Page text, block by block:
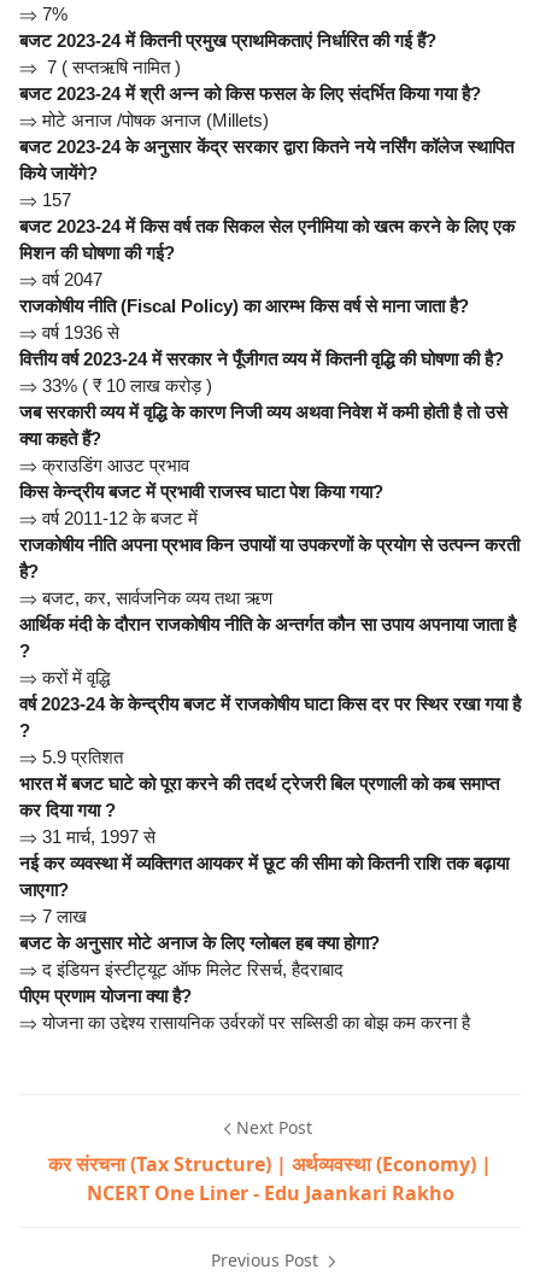
⇒ 7%
बजट 2023-24 में कितनी प्रमुख प्राथमिकताएं निर्धारित की गई हैं?
⇒ 7 ( सप्तऋषि नामित )
बजट 2023-24 में श्री अन्न को किस फसल के लिए संदर्भित किया गया है?
⇒मोटे अनाज /पोषक अनाज (Millets)
बजट 2023-24 के अनुसार केंद्र सरकार द्वारा कितने नये नर्सिंग कॉलेज स्थापित
किये जायेंगे?
⇒ 157
बजट 2023-24 में किस वर्ष तक सिकल सेल एनीमिया को खत्म करने के लिए एक
मिशन की घोषणा की गई?
⇒ वर्ष 2047
राजकोषीय नीति (Fiscal Policy) का आरम्भ किस वर्ष से माना जाता है?
⇒ वर्ष 1936 से
वित्तीय वर्ष 2023-24 में सरकार ने पूँजीगत व्यय में कितनी वृद्धि की घोषणा की है?
⇒ 33% ( ₹ 10 लाख करोड़ )
जब सरकारी व्यय में वृद्धि के कारण निजी व्यय अथवा निवेश में कमी होती है तो उसे
क्या कहते हैं?
⇒क्राउडिंग आउट प्रभाव
किस केन्द्रीय बजट में प्रभावी राजस्व घाटा पेश किया गया?
⇒ वर्ष 2011-12 के बजट में
राजकोषीय नीति अपना प्रभाव किन उपायों या उपकरणों के प्रयोग से उत्पन्न करती
है?
⇒ बजट, कर, सार्वजनिक व्यय तथा ऋण
आर्थिक मंदी के दौरान राजकोषीय नीति के अन्तर्गत कौन सा उपाय अपनाया जाता है
?
⇒करों में वृद्धि
वर्ष 2023-24 के केन्द्रीय बजट में राजकोषीय घाटा किस दर पर स्थिर रखा गया है
?
⇒ 5.9 प्रतिशत
भारत में बजट घाटे को पूरा करने की तदर्थ ट्रेजरी बिल प्रणाली को कब समाप्त
कर दिया गया ?
⇒ 31 मार्च, 1997 से
नई कर व्यवस्था में व्यक्तिगत आयकर में छूट की सीमा को कितनी राशि तक बढ़ाया
जाएगा?
⇒ 7 लाख
बजट के अनुसार मोटे अनाज के लिए ग्लोबल हब क्या होगा?
⇒द इंडियन इंस्टीट्यूट ऑफ मिलेट रिसर्च, हैदराबाद
पीएम प्रणाम योजना क्या है?
⇒ योजना का उद्देश्य रासायनिक उर्वरकों पर सब्सिडी का बोझ कम करना है
Next Post
कर संरचना (Tax Structure) | अर्थव्यवस्था (Economy) |
NCERT One Liner - Edu Jaankari Rakho
Previous Post